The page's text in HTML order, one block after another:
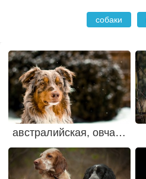
собаки
австралийская, овчарка